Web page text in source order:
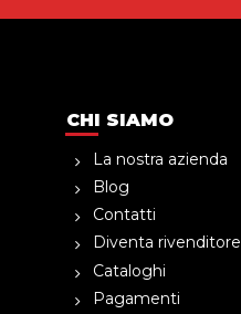
CHI SIAMO
La nostra azienda
Blog
Contatti
Diventa rivenditore
Cataloghi
Pagamenti